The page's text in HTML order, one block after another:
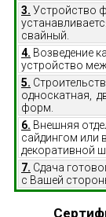
3. Устройство
свайный.
4. Возведение
устройство
5.
односкатная,
форм.
6. Внешняя
сайдингом или
декоративной
7. Сдача
с Вашей